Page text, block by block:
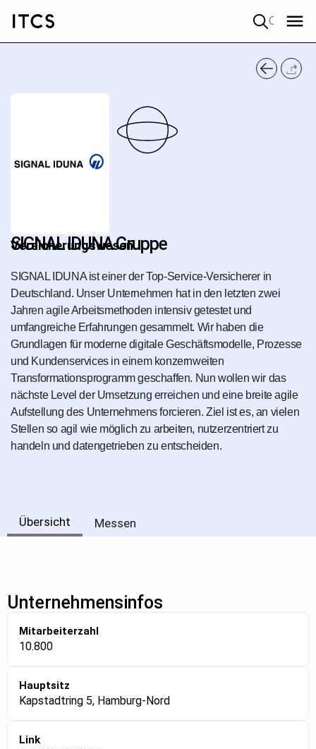
SIGNAL IDUNA Gruppe
Versicherungs­wesen
SIGNAL IDUNA ist einer der Top-Service-Versicherer in
Deutschland. Unser Unternehmen hat in den letzten zwei
Jahren agile Arbeitsmethoden intensiv getestet und
umfangreiche Erfahrungen gesammelt. Wir haben die
Grundlagen für moderne digitale Geschäftsmodelle, Prozesse
und Kundenservices in einem konzernweiten
Transformationsprogramm geschaffen. Nun wollen wir das
nächste Level der Umsetzung erreichen und eine breite agile
Aufstellung des Unternehmens forcieren. Ziel ist es, an vielen
Stellen so agil wie möglich zu arbeiten, nutzerzentriert zu
handeln und datengetrieben zu entscheiden.
Übersicht Messen
Unternehmensinfos
Mitarbeiterzahl
10.800
Hauptsitz
Kapstadtring 5, Hamburg-Nord
Link